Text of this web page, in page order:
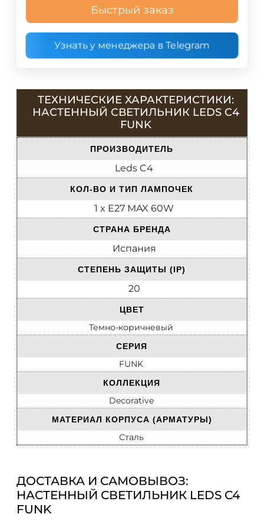
Быстрый заказ
Узнать у менеджера в Telegram
ТЕХНИЧЕСКИЕ ХАРАКТЕРИСТИКИ:
НАСТЕННЫЙ СВЕТИЛЬНИК LEDS C4
FUNK
ПРОИЗВОДИТЕЛЬ
Leds C4
КОЛ-ВО И ТИП ЛАМПОЧЕК
1 x E27 MAX 60W
СТРАНА БРЕНДА
Испания
СТЕПЕНЬ ЗАЩИТЫ (IP)
20
ЦВЕТ
Темно-коричневый
СЕРИЯ
FUNK
КОЛЛЕКЦИЯ
Decorative
МАТЕРИАЛ КОРПУСА (АРМАТУРЫ)
Сталь
ДОСТАВКА И САМОВЫВОЗ:
НАСТЕННЫЙ СВЕТИЛЬНИК LEDS C4
FUNK